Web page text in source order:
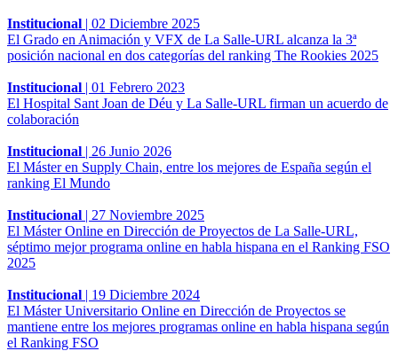
Institucional | 02 Diciembre 2025
El Grado en Animación y VFX de La Salle-URL alcanza la 3ª
posición nacional en dos categorías del ranking The Rookies 2025
Institucional | 01 Febrero 2023
El Hospital Sant Joan de Déu y La Salle-URL firman un acuerdo de
colaboración
Institucional | 26 Junio 2026
El Máster en Supply Chain, entre los mejores de España según el
ranking El Mundo
Institucional | 27 Noviembre 2025
El Máster Online en Dirección de Proyectos de La Salle-URL,
séptimo mejor programa online en habla hispana en el Ranking FSO
2025
Institucional | 19 Diciembre 2024
El Máster Universitario Online en Dirección de Proyectos se
mantiene entre los mejores programas online en habla hispana según
el Ranking FSO